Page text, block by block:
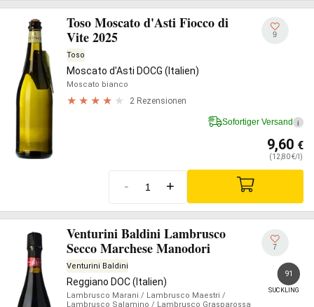
Toso Moscato d'Asti Fiocco di
Vite 2025
Toso
Moscato d'Asti DOCG (Italien)
Moscato bianco
2 Rezensionen
9
Sofortiger Versand i
9,60 €
(12,80 €/l)
- +
Venturini Baldini Lambrusco
Secco Marchese Manodori
Venturini Baldini
Reggiano DOC (Italien)
Lambrusco Marani / Lambrusco Maestri /
Lambrusco Salamino / Lambrusco Grasparossa
7
91
SUCKLING